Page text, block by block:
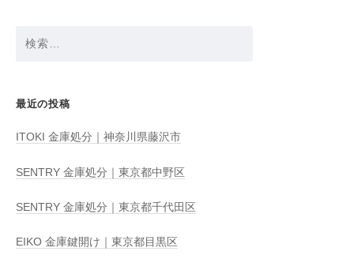
最近の投稿
ITOKI 金庫処分｜神奈川県藤沢市
SENTRY 金庫処分｜東京都中野区
SENTRY 金庫処分｜東京都千代田区
EIKO 金庫鍵開け｜東京都目黒区